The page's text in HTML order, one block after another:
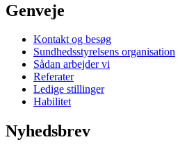
Genveje
Kontakt og besøg
Sundhedsstyrelsens organisation
Sådan arbejder vi
Referater
Ledige stillinger
Habilitet
Nyhedsbrev